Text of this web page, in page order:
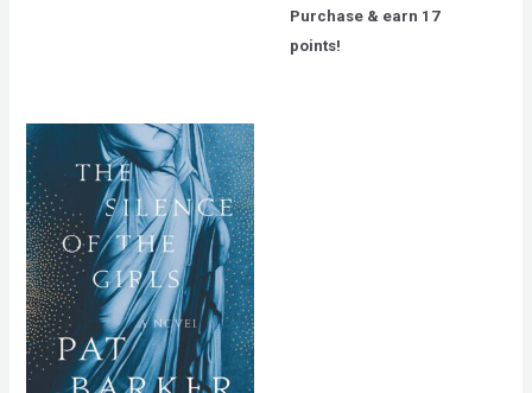
Purchase & earn 17
points!